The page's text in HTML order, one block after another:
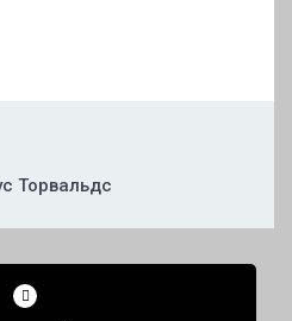
Торвальдс